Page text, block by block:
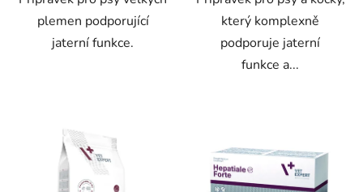
plemen podporující
jaterní funkce.
který komplexně
podporuje jaterní
funkce a...